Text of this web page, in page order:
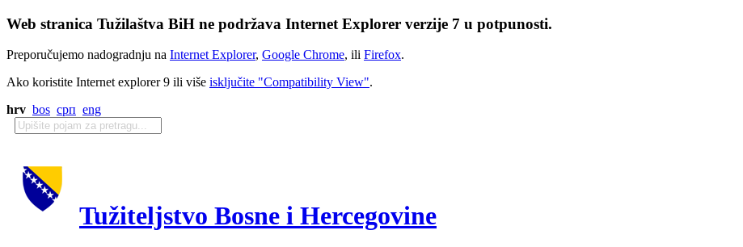
Web stranica Tužilaštva BiH ne podržava Internet Explorer verzije 7 u potpunosti.
Preporučujemo nadogradnju na Internet Explorer, Google Chrome, ili Firefox.
Ako koristite Internet explorer 9 ili više isključite "Compatibility View".
hrv bos срп eng
Tužiteljstvo Bosne i Hercegovine